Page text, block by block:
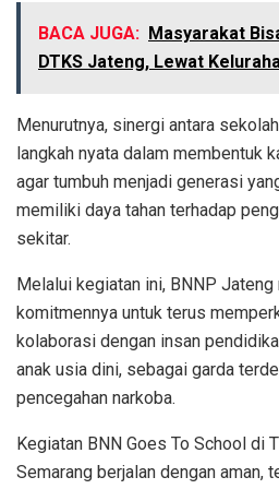
BACA JUGA: Masyarakat
DTKS Jateng, Lewat
Menurutnya, sinergi antara
langkah nyata dalam membentuk
agar tumbuh menjadi generasi
memiliki daya tahan terhadap
sekitar.
Melalui kegiatan ini, BNNP Jateng
komitmennya untuk terus
kolaborasi dengan insan
anak usia dini, sebagai garda
pencegahan narkoba.
Kegiatan BNN Goes To School di
Semarang berjalan dengan aman,